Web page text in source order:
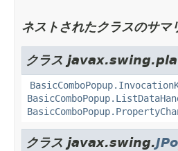
ネストされたクラスのサマ
クラス
クラス javax.swing.